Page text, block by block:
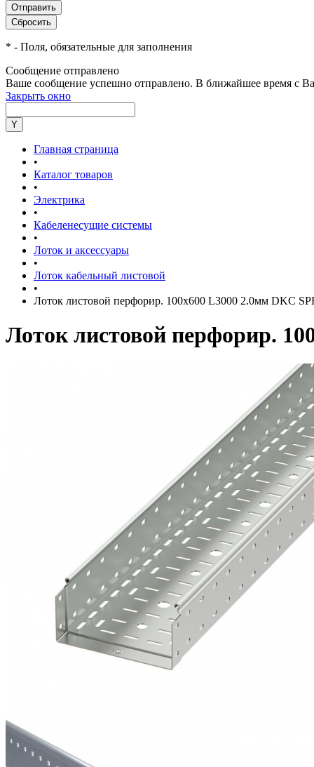
* - Поля, обязательные для заполнения
Сообщение отправлено
Ваше сообщение успешно отправлено. В ближайшее время с
Закрыть окно
Главная страница
•
Каталог товаров
•
Электрика
•
Кабеленесущие системы
•
Лоток и аксессуары
•
Лоток кабельный листовой
•
Лоток листовой перфорир. 100х600 L3000 2.0мм DKC
Лоток листовой перфорир.